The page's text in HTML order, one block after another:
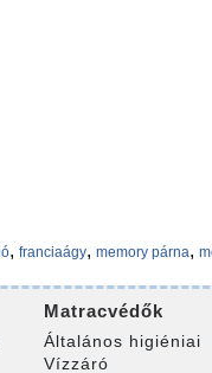
, franciaágy, memory párna,
Matracvédők
Általános higiéniai
Vízzáró